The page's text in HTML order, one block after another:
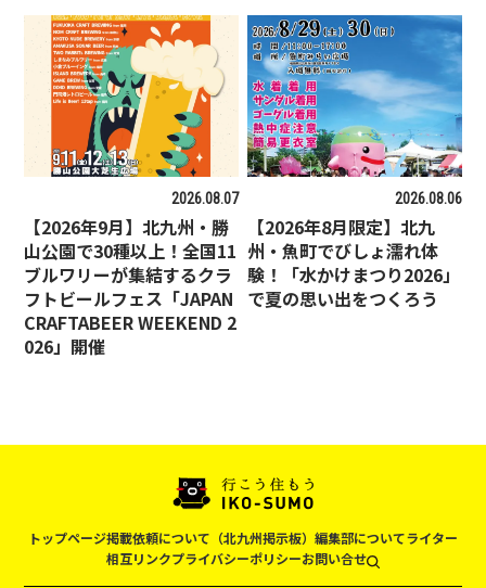
2026.08.07
【2026年9月】北九州・勝
山公園で30種以上！全国11
ブルワリーが集結するクラ
フトビールフェス「JAPAN
CRAFTABEER WEEKEND 2
026」開催
2026.08.06
【2026年8月限定】北九
州・魚町でびしょ濡れ体
験！「水かけまつり2026」
で夏の思い出をつくろう
トップページ掲載依頼について（北九州掲示板） 編集部についてライター
相互リンクプライバシーポリシーお問い合せ